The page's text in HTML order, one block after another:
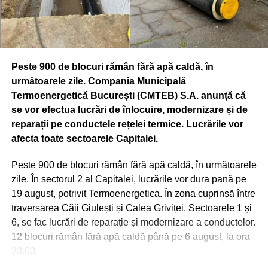
de Mediu – Serviciul Ecologie Urbană, Primăria
Municipiului Bucureşti, în parteneriat cu Muzeul
Municipiului Bucureşti. În cadrul proiectului vor fi
itinerante proprii referitoare la istoria Jandarmeriei
(uniforme naţionale şi internaţionale), puse la dispoziţie
de Inspectoratul General al Jandarmeriei Române,
materiale şi machete puse la dispoziţie de Institutul
Astronomic al Academiei Române şi de Observatorul
Astronomic Amiral Vasile Urseanu – Muzeul Municipiului
Societatea de Transport Bucureşti.
CASA DINU LIPATTI (BD. LASCĂR CATARGIU, NR. 12)
Vineri, 20 septembrie, ora 18.00 – „Zilele Bucureştiului” la
Casa Dinu Lipatti – Recital Tinere Talente. Eveniment
organizat de Muzeul Municipiului Bucureşti şi Fundaţia
Regală Margareta a României. Accesul este gratuit în
Peste 900 de blocuri rămân fără apă caldă, în
următoarele zile. Compania Municipală
Termoenergetică București (CMTEB) S.A. anunță că
se vor efectua lucrări de înlocuire, modernizare și de
reparații pe conductele rețelei termice. Lucrările vor
afecta toate sectoarele Capitalei.
Peste 900 de blocuri rămân fără apă caldă, în următoarele
zile. În sectorul 2 al Capitalei, lucrările vor dura pană pe
19 august, potrivit Termoenergetica. În zona cuprinsă între
traversarea Căii Giulești și Calea Griviței, Sectoarele 1 și
6, se fac lucrări de reparație și modernizare a conductelor.
12 blocuri rămân fără apă caldă până pe 6 august, la ora
23:00.